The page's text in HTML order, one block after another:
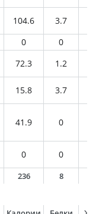
104.6 3.7
0 0
72.3 1.2
15.8 3.7
41.9 0
0 0
236 8